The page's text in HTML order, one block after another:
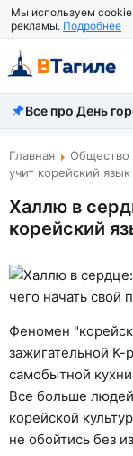
Мы используем cookie
рекламы. Подробнее
Все новости
Происшествия
Власть
Жизнь
Экономика
Общество
Рассказать новость
Все про День
Главная Общество
учит корейский
Халлю в
корейский
Феномен
зажигательной
самобытной
Все больше людей
корейской
не обойтись без